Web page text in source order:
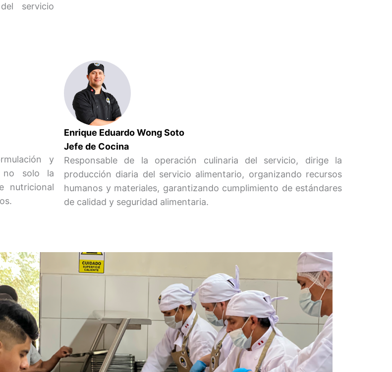
servicio
y
no solo la
nutricional
Enrique Eduardo Wong Soto
Jefe de Cocina
Responsable de la operación culinaria del servicio, dirige la
producción diaria del servicio alimentario, organizando recursos
humanos y materiales, garantizando cumplimiento de estándares
de calidad y seguridad alimentaria.